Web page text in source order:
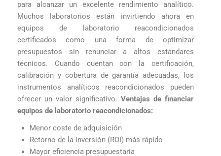
para alcanzar un excelente rendimiento analítico.
Muchos laboratorios están invirtiendo ahora en
equipos de laboratorio reacondicionados
certificados como una forma de optimizar
presupuestos sin renunciar a altos estándares
técnicos. Cuando cuentan con la certificación,
calibración y cobertura de garantía adecuadas, los
instrumentos analíticos reacondicionados pueden
ofrecer un valor significativo. Ventajas de financiar
equipos de laboratorio reacondicionados:
Menor coste de adquisición
Retorno de la inversión (ROI) más rápido
Mayor eficiencia presupuestaria